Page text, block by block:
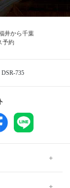
井から千葉
予約
DSR-735